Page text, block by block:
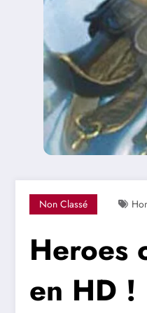
Non Classé
Heroes
en HD !